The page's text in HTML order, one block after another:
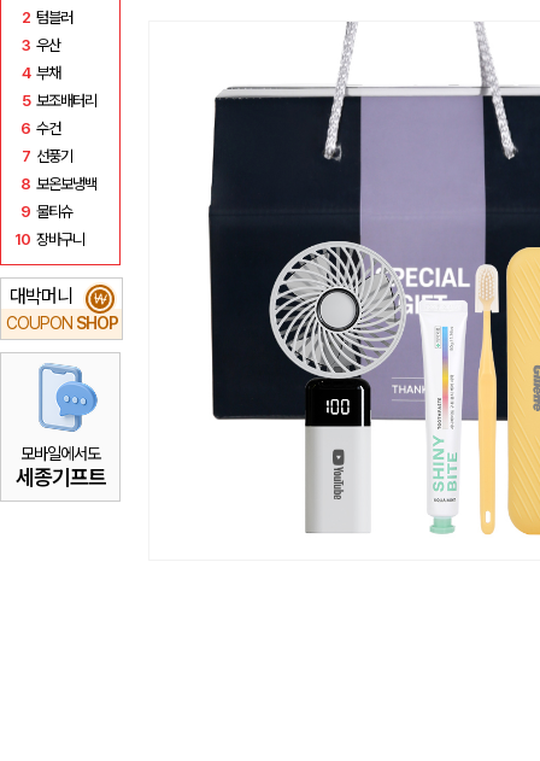
2 텀블러
3 우산
4 부채
5 보조배터리
6 수건
7 선풍기
8 보온보냉백
9 물티슈
10 장바구니
대박머니
COUPON SHOP
₩
모바일에서도
세종기프트